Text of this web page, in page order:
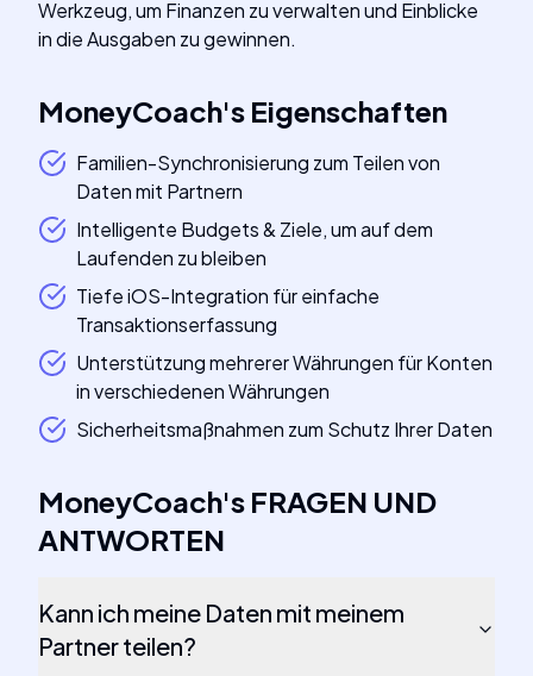
Werkzeug, um Finanzen zu verwalten und Einblicke
in die Ausgaben zu gewinnen.
MoneyCoach's Eigenschaften
Familien-Synchronisierung zum Teilen von
Daten mit Partnern
Intelligente Budgets & Ziele, um auf dem
Laufenden zu bleiben
Tiefe iOS-Integration für einfache
Transaktionserfassung
Unterstützung mehrerer Währungen für Konten
in verschiedenen Währungen
Sicherheitsmaßnahmen zum Schutz Ihrer Daten
MoneyCoach's FRAGEN UND
ANTWORTEN
Kann ich meine Daten mit meinem
Partner teilen?